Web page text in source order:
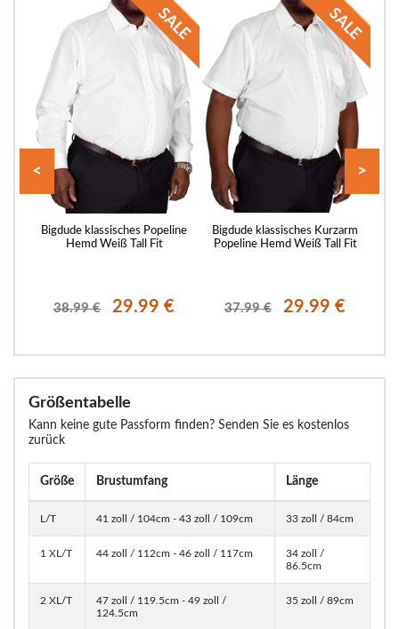
Bigdude klassisches Popeline
Hemd Weiß Tall Fit
38.99 € 29.99 €
Bigdude klassisches Kurzarm
Popeline Hemd Weiß Tall Fit
37.99 € 29.99 €
< >
Größentabelle
Kann keine gute Passform finden? Senden Sie es kostenlos
zurück
Größe Brustumfang Länge
L/T 41 zoll / 104cm - 43 zoll / 109cm 33 zoll / 84cm
1 XL/T 44 zoll / 112cm - 46 zoll / 117cm
34 zoll /
86.5cm
2 XL/T
47 zoll / 119.5cm - 49 zoll /
124.5cm
35 zoll / 89cm